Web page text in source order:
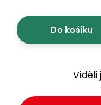
Do košíku
Viděli